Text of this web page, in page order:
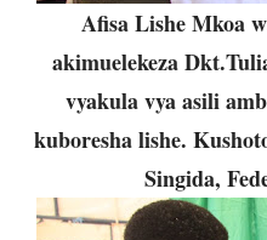
Afisa Lishe Mkoa
akimuelekeza
vyakula vya asili
kuboresha lishe.
Singida,